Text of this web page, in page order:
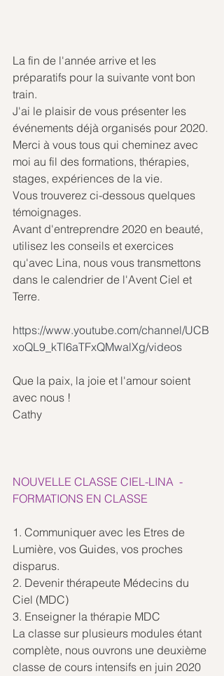
La fin de l'année arrive et les
préparatifs pour la suivante vont bon
train.
J'ai le plaisir de vous présenter les
événements déjà organisés pour 2020.
Merci à vous tous qui cheminez avec
moi au fil des formations, thérapies,
stages, expériences de la vie.
Vous trouverez ci-dessous quelques
témoignages.
Avant d'entreprendre 2020 en beauté,
utilisez les conseils et exercices
qu'avec Lina, nous vous transmettons
dans le calendrier de l'Avent Ciel et
Terre.
https://www.youtube.com/channel/UCB
xoQL9_kTl6aTFxQMwalXg/videos
Que la paix, la joie et l'amour soient
avec nous !
Cathy
NOUVELLE CLASSE CIEL-LINA  -
FORMATIONS EN CLASSE
1. Communiquer avec les Etres de
Lumière, vos Guides, vos proches
disparus.
2. Devenir thérapeute Médecins du
Ciel (MDC)
3. Enseigner la thérapie MDC
La classe sur plusieurs modules étant
complète, nous ouvrons une deuxième
classe de cours intensifs en juin 2020